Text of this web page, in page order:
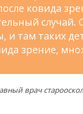
ковида
случай.
и там таких
зрение,
врач